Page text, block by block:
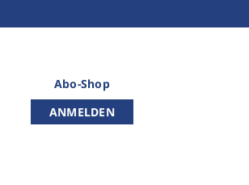
Abo-Shop
ANMELDEN